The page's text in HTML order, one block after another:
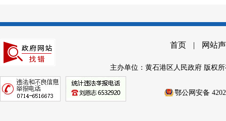
首页 | 网站
主办单位：黄石港区人民政府 版权
鄂公网安备